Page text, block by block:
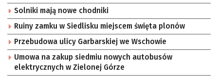
Solniki mają nowe chodniki
Ruiny zamku w Siedlisku miejscem święta plonów
Przebudowa ulicy Garbarskiej we Wschowie
Umowa na zakup siedmiu nowych autobusów
elektrycznych w Zielonej Górze